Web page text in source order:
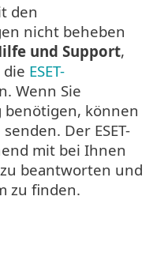
den
nicht beheben
und Support,
ESET-
Wenn Sie
können
Der ESET-
mit bei Ihnen
beantworten und
zu finden.